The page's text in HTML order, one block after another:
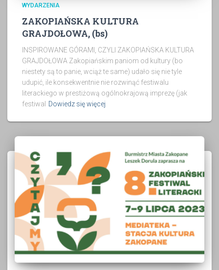
WYDARZENIA
ZAKOPIAŃSKA KULTURA
GRAJDOŁOWA, (bs)
INSPIROWANE GÓRAMI, CZYLI ZAKOPIAŃSKA KULTURA
GRAJDOŁOWA Zakopiańskim paniom od kultury (bo
niestety są to panie, wciąż te same) udało się nie tyle
udupić, ile konsekwentnie nie rozwinąć festiwalu
literackiego w prestiżową ogólnokrajową imprezę (jak
festiwal Dowiedz się więcej